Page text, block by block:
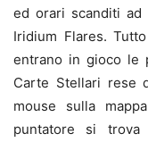
ed orari scanditi ad
Iridium Flares.
entrano in gioco le
Carte Stellari rese
mouse sulla
puntatore si